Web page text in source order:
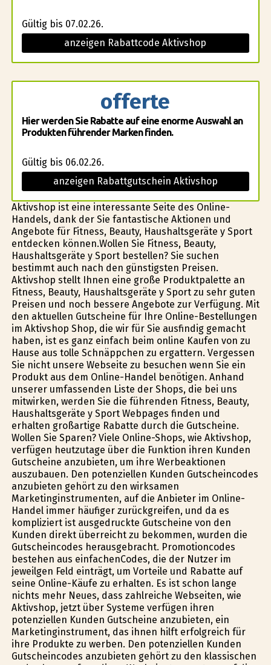
Gültig bis 07.02.26.
anzeigen Rabattcode Aktivshop
offerte
Hier werden Sie Rabatte auf eine enorme Auswahl an
Produkten führender Marken finden.
Gültig bis 06.02.26.
anzeigen Rabattgutschein Aktivshop
Aktivshop ist eine interessante Seite des Online-
Handels, dank der Sie fantastische Aktionen und
Angebote für Fitness, Beauty, Haushaltsgeräte y Sport
entdecken können.Wollen Sie Fitness, Beauty,
Haushaltsgeräte y Sport bestellen? Sie suchen
bestimmt auch nach den günstigsten Preisen.
Aktivshop stellt Ihnen eine große Produktpalette an
Fitness, Beauty, Haushaltsgeräte y Sport zu sehr guten
Preisen und noch bessere Angebote zur Verfügung. Mit
den aktuellen Gutscheine für Ihre Online-Bestellungen
im Aktivshop Shop, die wir für Sie ausfindig gemacht
haben, ist es ganz einfach beim online Kaufen von zu
Hause aus tolle Schnäppchen zu ergattern. Vergessen
Sie nicht unsere Webseite zu besuchen wenn Sie ein
Produkt aus dem Online-Handel benötigen. Anhand
unserer umfassenden Liste der Shops, die bei uns
mitwirken, werden Sie die führenden Fitness, Beauty,
Haushaltsgeräte y Sport Webpages finden und
erhalten großartige Rabatte durch die Gutscheine.
Wollen Sie Sparen? Viele Online-Shops, wie Aktivshop,
verfügen heutzutage über die Funktion ihren Kunden
Gutscheine anzubieten, um ihre Werbeaktionen
auszubauen. Den potenziellen Kunden Gutscheincodes
anzubieten gehört zu den wirksamen
Marketinginstrumenten, auf die Anbieter im Online-
Handel immer häufiger zurückgreifen, und da es
kompliziert ist ausgedruckte Gutscheine von den
Kunden direkt überreicht zu bekommen, wurden die
Gutscheincodes herausgebracht. Promotioncodes
bestehen aus einfachenCodes, die der Nutzer im
jeweilgen Feld einträgt, um Vorteile und Rabatte auf
seine Online-Käufe zu erhalten. Es ist schon lange
nichts mehr Neues, dass zahlreiche Webseiten, wie
Aktivshop, jetzt über Systeme verfügen ihren
potenziellen Kunden Gutscheine anzubieten, ein
Marketinginstrument, das ihnen hilft erfolgreich für
ihre Produkte zu werben. Den potenziellen Kunden
Gutscheincodes anzubieten gehört zu den klassischen